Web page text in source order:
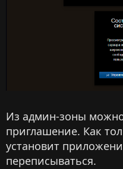
Из админ-зоны
приглашение. Как
установит
переписываться.